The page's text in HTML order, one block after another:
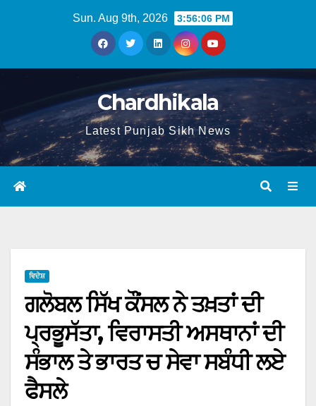
Sun. Aug 9th, 2026 3:56:07 PM
Chardhikala
Latest Punjab Sikh News
ਵਿਦੇਸ਼
ਗਲੋਬਲ ਸਿੱਖ ਕੌਂਸਲ ਨੇ ਤਖ਼ਤਾਂ ਦੀ
ਪ੍ਰਭੂਸੱਤਾ, ਵਿਰਾਸਤੀ ਅਸਥਾਨਾਂ ਦੀ
ਸੰਭਾਲ ਤੇ ਭਾਰਤ ਚ ਸੇਵਾ ਸਬੰਧੀ ਲਏ
ਫੈਸਲੇ